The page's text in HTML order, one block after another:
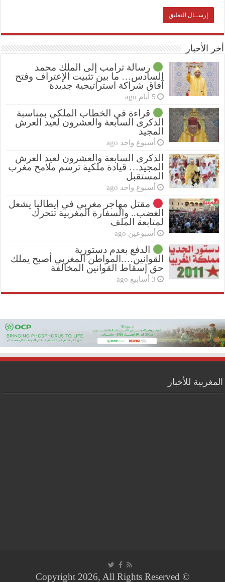
أخر الأخبار
رسالة ترامب إلى الملك محمد
السادس… ما بين تثبيت الإعتراف وفتح
آفاق شراكة استراتيجية جديدة
5 أيام ago
قراءة في الخطاب الملكي بمناسبة
الذكرى السابعة والعشرون لعيد العرش
المجيد
أسبوع واحد ago
الذكرى السابعة والعشرون لعيد العرش
المجيد… قيادة ملكية ترسم ملامح مغرب
المستقبل
أسبوع واحد ago
مقتل مهاجر مغربي في إيطاليا يشعل
الغضب.. والسفارة المغربية تتحرك
لمتابعة الملف
أسبوعين ago
الدفع بعدم دستورية
القوانين….المواطن المغربي أصبح يملك
حق إسقاط القوانين المخالفة
3 أسابيع ago
المغربية للأخبار
© Copyright 2026, All Rights Reserved